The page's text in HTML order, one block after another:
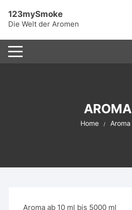
content
123mySmoke
Die Welt der Aromen
AROMA
Home Aroma
Aroma ab 10 ml bis 5000 ml